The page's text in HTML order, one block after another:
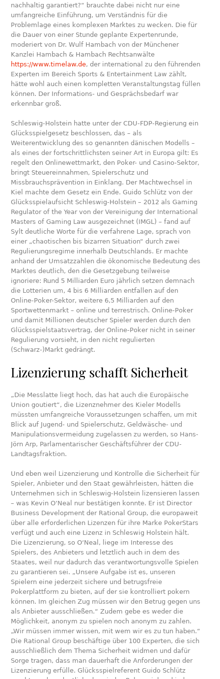
nachhaltig garantiert?“ brauchte dabei nicht nur eine
umfangreiche Einführung, um Verständnis für die
Problemlage eines komplexen Marktes zu wecken. Die für
die Dauer von einer Stunde geplante Expertenrunde,
moderiert von Dr. Wulf Hambach von der Münchener
Kanzlei Hambach & Hambach Rechtsanwälte
https://www.timelaw.de, der international zu den führenden
Experten im Bereich Sports & Entertainment Law zählt,
hätte wohl auch einen kompletten Veranstaltungstag füllen
können. Der Informations- und Gesprächsbedarf war
erkennbar groß.
Schleswig-Holstein hatte unter der CDU-FDP-Regierung ein
Glücksspielgesetz beschlossen, das – als
Weiterentwicklung des so genannten dänischen Modells –
als eines der fortschrittlichsten seiner Art in Europa gilt: Es
regelt den Onlinewettmarkt, den Poker- und Casino-Sektor,
bringt Steuereinnahmen, Spielerschutz und
Missbrauchsprävention in Einklang. Der Machtwechsel in
Kiel machte dem Gesetz ein Ende. Guido Schlütz von der
Glücksspielaufsicht Schleswig-Holstein – 2012 als Gaming
Regulator of the Year von der Vereinigung der International
Masters of Gaming Law ausgezeichnet (IMGL) – fand auf
Sylt deutliche Worte für die verfahrene Lage, sprach von
einer „chaotischen bis bizarren Situation“ durch zwei
Regulierungsregime innerhalb Deutschlands. Er machte
anhand der Umsatzzahlen die ökonomische Bedeutung des
Marktes deutlich, den die Gesetzgebung teilweise
ignoriere: Rund 5 Milliarden Euro jährlich setzen demnach
die Lotterien um, 4 bis 6 Milliarden entfallen auf den
Online-Poker-Sektor, weitere 6,5 Milliarden auf den
Sportwettenmarkt – online und terrestrisch. Online-Poker
und damit Millionen deutscher Spieler werden durch den
Glücksspielstaatsvertrag, der Online-Poker nicht in seiner
Regulierung vorsieht, in den nicht regulierten
(Schwarz-)Markt gedrängt.
Lizenzierung schafft Sicherheit
„Die Messlatte liegt hoch, das hat auch die Europäische
Union goutiert“, die Lizenznehmer des Kieler Modells
müssten umfangreiche Voraussetzungen schaffen, um mit
Blick auf Jugend- und Spielerschutz, Geldwäsche- und
Manipulationsvermeidung zugelassen zu werden, so Hans-
Jörn Arp, Parlamentarischer Geschäftsführer der CDU-
Landtagsfraktion.
Und eben weil Lizenzierung und Kontrolle die Sicherheit für
Spieler, Anbieter und den Staat gewährleisten, hätten die
Unternehmen sich in Schleswig-Holstein lizensieren lassen
– was Kevin O‘Neal nur bestätigen konnte. Er ist Director
Business Development der Rational Group, die europaweit
über alle erforderlichen Lizenzen für ihre Marke PokerStars
verfügt und auch eine Lizenz in Schleswig Holstein hält.
Die Lizenzierung, so O‘Neal, liege im Interesse des
Spielers, des Anbieters und letztlich auch in dem des
Staates, weil nur dadurch das verantwortungsvolle Spielen
zu garantieren sei. „Unsere Aufgabe ist es, unseren
Spielern eine jederzeit sichere und betrugsfreie
Pokerplattform zu bieten, auf der sie kontrolliert pokern
können. Im gleichen Zug müssen wir den Betrug gegen uns
als Anbieter ausschließen.“ Zudem gebe es weder die
Möglichkeit, anonym zu spielen noch anonym zu zahlen.
„Wir müssen immer wissen, mit wem wir es zu tun haben.“
Die Rational Group beschäftige über 100 Experten, die sich
ausschließlich dem Thema Sicherheit widmen und dafür
Sorge tragen, dass man dauerhaft die Anforderungen der
Lizenzierung erfülle. Glücksspielreferent Guido Schlütz